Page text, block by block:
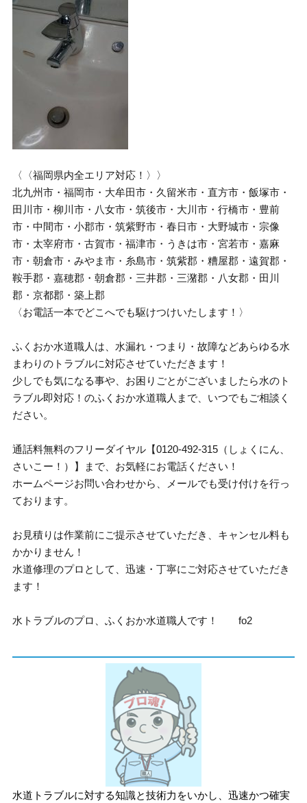
〈〈福岡県内全エリア対応！〉〉
北九州市・福岡市・大牟田市・久留米市・直方市・飯塚市・
田川市・柳川市・八女市・筑後市・大川市・行橋市・豊前
市・中間市・小郡市・筑紫野市・春日市・大野城市・宗像
市・太宰府市・古賀市・福津市・うきは市・宮若市・嘉麻
市・朝倉市・みやま市・糸島市・筑紫郡・糟屋郡・遠賀郡・
鞍手郡・嘉穂郡・朝倉郡・三井郡・三潴郡・八女郡・田川
郡・京都郡・築上郡
〈お電話一本でどこへでも駆けつけいたします！〉
ふくおか水道職人は、水漏れ・つまり・故障などあらゆる水
まわりのトラブルに対応させていただきます！
少しでも気になる事や、お困りごとがございましたら水のト
ラブル即対応！のふくおか水道職人まで、いつでもご相談く
ださい。
通話料無料のフリーダイヤル【0120-492-315（しょくにん、
さいこー！）】まで、お気軽にお電話ください！
ホームページお問い合わせから、メールでも受け付けを行っ
ております。
お見積りは作業前にご提示させていただき、キャンセル料も
かかりません！
水道修理のプロとして、迅速・丁寧にご対応させていただき
ます！
水トラブルのプロ、ふくおか水道職人です！ fo2
水道トラブルに対する知識と技術力をいかし、迅速かつ確実